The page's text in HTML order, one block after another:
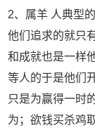
2、属羊 人典型
他们追求的就只
和成就也是一样
等人的于是他们
只是为赢得一时
为；欲钱买杀鸡